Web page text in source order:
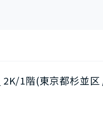
2K/1階(東京都杉並